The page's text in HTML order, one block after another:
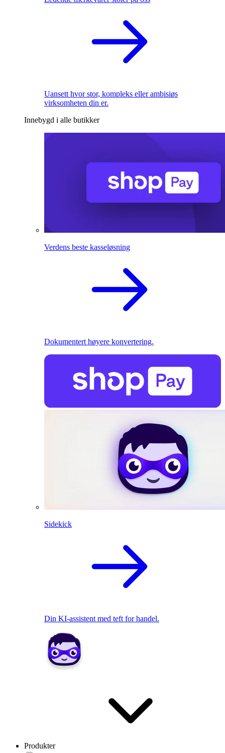
Uansett hvor stor, kompleks eller ambisiøs
virksomheten din er.
Innebygd i alle butikker
Verdens beste kasseløsning
Dokumentert høyere konvertering.
Sidekick
Din KI-assistent med teft for handel.
Produkter